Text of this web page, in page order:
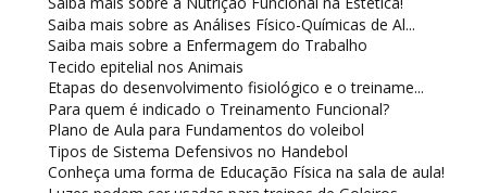
Saiba mais sobre as Análises Físico-Químicas de Al...
Saiba mais sobre a Enfermagem do Trabalho
Tecido epitelial nos Animais
Etapas do desenvolvimento fisiológico e o treiname...
Para quem é indicado o Treinamento Funcional?
Plano de Aula para Fundamentos do voleibol
Tipos de Sistema Defensivos no Handebol
Conheça uma forma de Educação Física na sala de aula!